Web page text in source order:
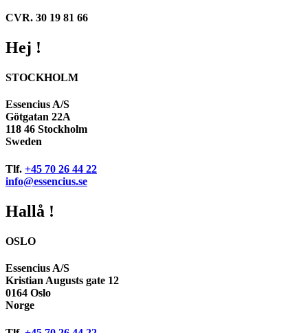
CVR. 30 19 81 66
Hej !
STOCKHOLM
Essencius A/S
Götgatan 22A
118 46 Stockholm
Sweden
Tlf. +45 70 26 44 22
info@essencius.se
Hallå !
OSLO
Essencius A/S
Kristian Augusts gate 12
0164 Oslo
Norge